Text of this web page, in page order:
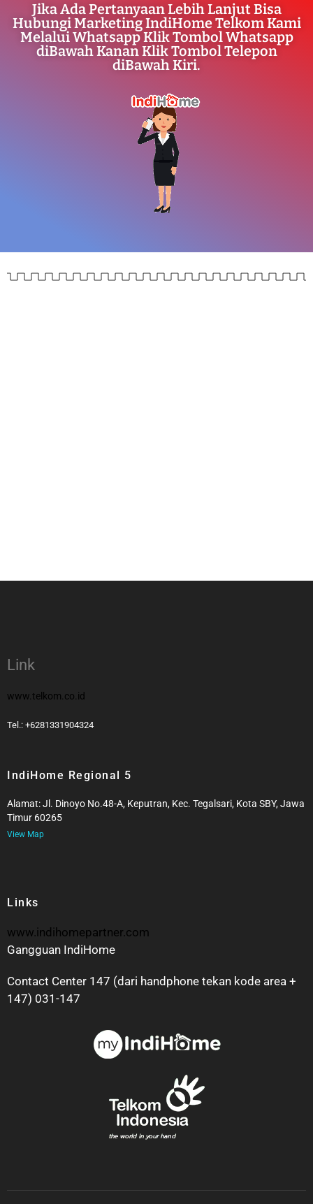
Jika Ada Pertanyaan Lebih Lanjut Bisa
Hubungi Marketing IndiHome Telkom Kami
Melalui Whatsapp Klik Tombol Whatsapp
diBawah Kanan Klik Tombol Telepon
diBawah Kiri.
Link
www.telkom.co.id
Tel.: +6281331904324
IndiHome Regional 5
Alamat: Jl. Dinoyo No.48-A, Keputran, Kec. Tegalsari, Kota SBY, Jawa
Timur 60265
View Map
Links
www.indihomepartner.com
Gangguan IndiHome
Contact Center 147 (dari handphone tekan kode area +
147) 031-147